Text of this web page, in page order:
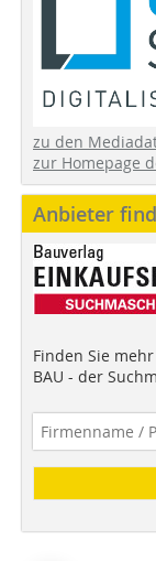
zu den
zur Homepage
Anbieter
Finden Sie mehr
BAU - der